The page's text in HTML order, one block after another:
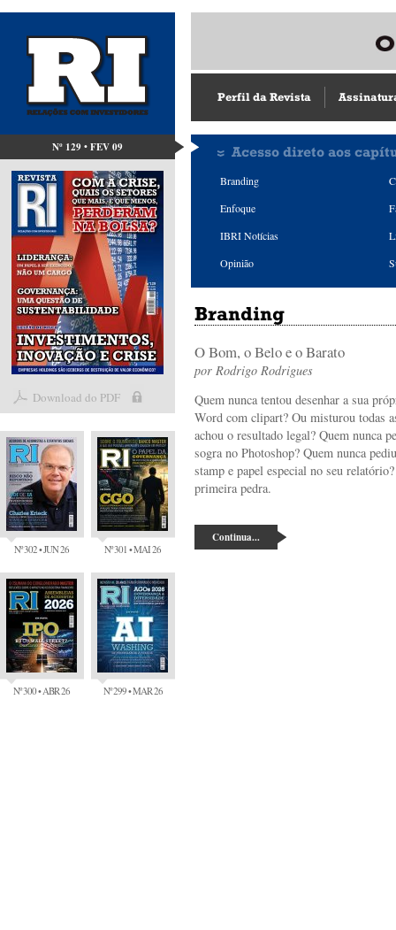
Nº 129 • FEV 09
Download do PDF
Nº 302 • JUN 26 Nº 301 • MAI 26
Nº 300 • ABR 26 Nº 299 • MAR 26
Perfil da Revista
Acesso direto aos
Branding
Enfoque
IBRI Notícias
Opinião
Branding
O Bom, o Belo e o Barato
por Rodrigo Rodrigues
Quem nunca tentou desenhar a sua
Word com clipart? Ou misturou todas
achou o resultado legal? Quem nunca
sogra no Photoshop? Quem nunca
stamp e papel especial no seu
primeira pedra.
Continua...